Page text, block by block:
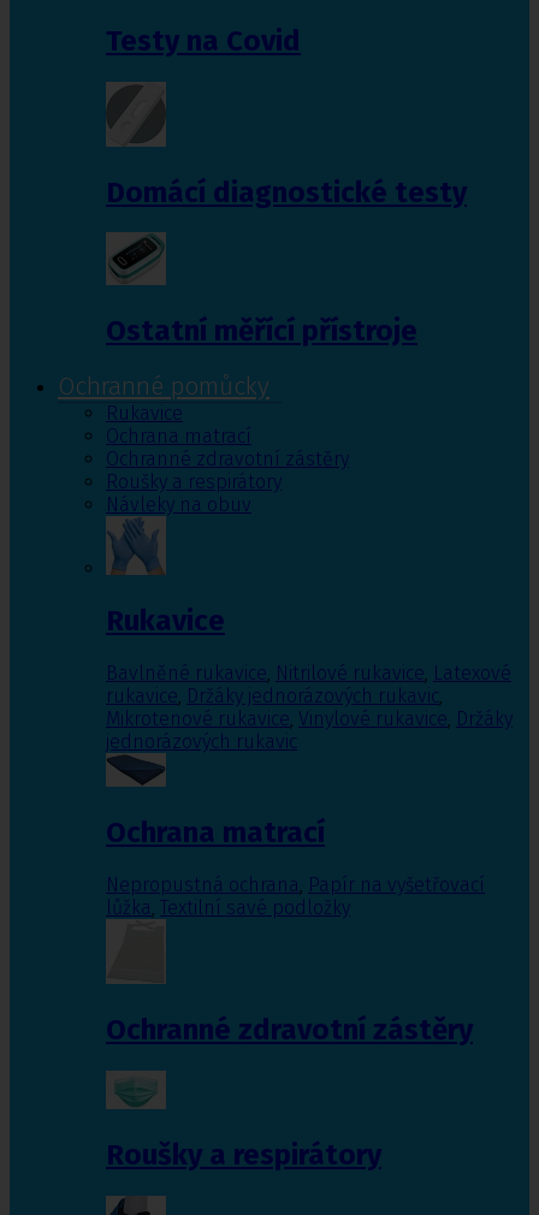
Testy na Covid
Domácí diagnostické testy
Ostatní měřící přístroje
Ochranné pomůcky
Rukavice
Ochrana matrací
Ochranné zdravotní zástěry
Roušky a respirátory
Návleky na obuv
Rukavice
Bavlněné rukavice, Nitrilové rukavice, Latexové
rukavice, Držáky jednorázových rukavic,
Mikrotenové rukavice, Vinylové rukavice, Držáky
jednorázových rukavic
Ochrana matrací
Nepropustná ochrana, Papír na vyšetřovací
lůžka, Textilní savé podložky
Ochranné zdravotní zástěry
Roušky a respirátory